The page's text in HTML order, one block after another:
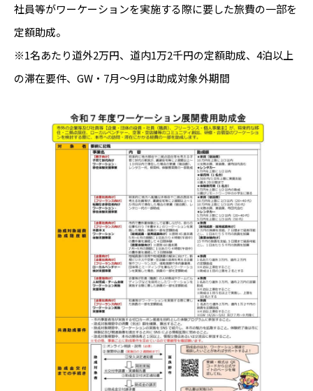
社員等がワーケーションを実施する際に要した旅費の一部を
定額助成。
※1名あたり道外2万円、道内1万2千円の定額助成、4泊以上
の滞在要件、GW・7月～9月は助成対象外期間